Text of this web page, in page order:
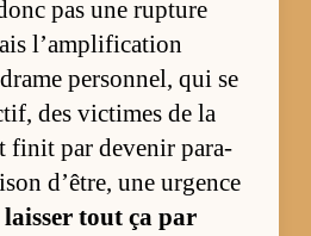
pas une rup­ture
l’am­pli­fi­ca­tion
per­son­nel, qui se
des vic­times de la
fi­nit par de­ve­nir pa­ra­
d’être, une ur­gence
lais­ser tout ça par